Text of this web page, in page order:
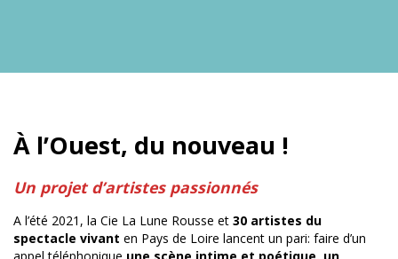
À l’Ouest, du nouveau !
Un projet d’artistes passionnés
A l’été 2021, la Cie La Lune Rousse et 30 artistes du
spectacle vivant en Pays de Loire lancent un pari: faire d’un
appel téléphonique une scène intime et poétique, un